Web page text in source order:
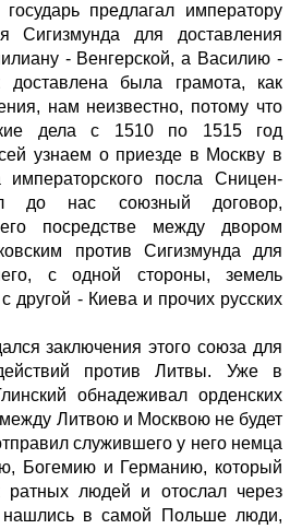
предлагал императору
Сигизмунда для доставления
- Венгерской, а Василию -
доставлена была грамота, как
нам неизвестно, потому что
дела с 1510 по 1515 год
узнаем о приезде в Москву в
посла Сницен-
до нас союзный договор,
посредстве между двором
против Сигизмунда для
с одной стороны, земель
другой - Киева и прочих русских
заключения этого союза для
против Литвы. Уже в
обнадеживал орденских
Литвою и Москвою не будет
служившего у него немца
Богемию и Германию, который
ратных людей и отослал через
в самой Польше люди,